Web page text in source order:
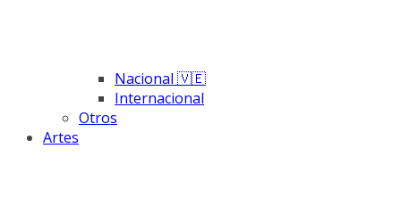
Nacional 🇻🇪
Internacional
Otros
Artes